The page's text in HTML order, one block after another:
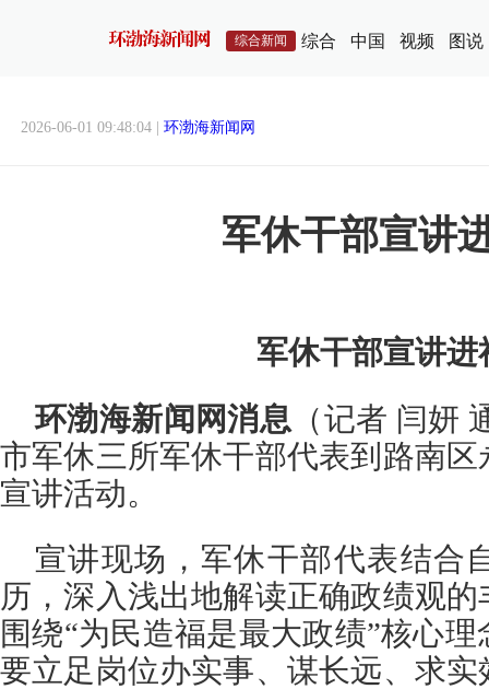
综合新闻 综合 中国 视频 图说
2026-06-01 09:48:04 | 环渤海新闻网
军休干部宣讲
军休干部宣讲进
环渤海新闻网消息 （记者 闫妍
市军休三所军休干部代表到路南
宣讲活动。
宣讲现场，军休干部代表结合
历，深入浅出地解读正确政绩观
围绕“为民造福是最大政绩”核心
要立足岗位办实事、谋长远、求